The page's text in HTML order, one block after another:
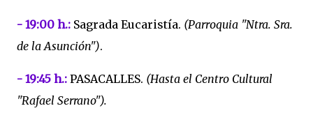
- 19:00 h.: Sagrada Eucaristía. (Parroquia "Ntra. Sra.
de la Asunción").
- 19:45 h.: PASACALLES. (Hasta el Centro Cultural
"Rafael Serrano").